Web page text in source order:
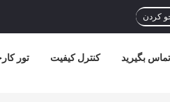
کردن
تور کنترل کیفیت تماس بگیرید